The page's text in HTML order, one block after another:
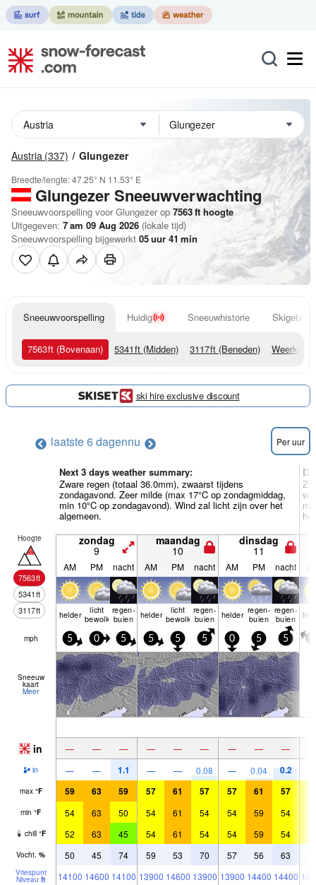
Austria (337) Glungezer
Breedte/lengte:47.25° N 11.53° E
GlungezerSneeuwverwachting
Sneeuwvoorspelling voor Glungezer op 7563ft hoogte
Uitgegeven: 7 am 09 Aug 2026 (lokale tijd)
Sneeuwvoorspelling bijgewerkt 05uur 41 min
Sneeuwvoorspelling Huidig Sneeuwhistorie Skigebied
7563ft (Bovenaan) 5341ft (Midden) 3117ft (Beneden)
ski hire exclusive discount
laatste 6 dagennu Per uur
Next 3 days weather summary:
Zware regen (totaal 36.0mm), zwaarst tijdens
zondagavond. Zeer milde (max 17°C op zondagmiddag,
min 10°C op zondagavond). Wind zal licht zijn over het
algemeen.
Hoogte
7563ft
5341ft
3117ft
zondag
9
maandag
10
dinsdag
11
AM PM nacht AM PM nacht AM PM nacht
helder licht
bewolkt
regen­
buien helder licht
bewolkt
regen­
buien helder regen­
buien
regen­
buien
mph 5 0 5 5 5 5 0 5 5
Sneeuw
kaart
Meer
in — — — — — — — — —
in — — 1.1 — — 0.08 — 0.04 0.2
max °F 59 63 59 57 61 57 57 61 57
min °F 54 63 50 54 61 54 54 59 54
chill °F 52 63 45 54 61 54 54 59 54
Vocht. % 50 45 74 59 53 70 57 56 63
Vriespunt
Niveau ft 14100 14600 14100 13900 14600 13900 13900 14400 14400